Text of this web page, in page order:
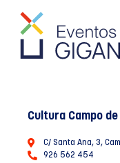
Cultura Campo
C/ Santa Ana, 3,
926 562 454